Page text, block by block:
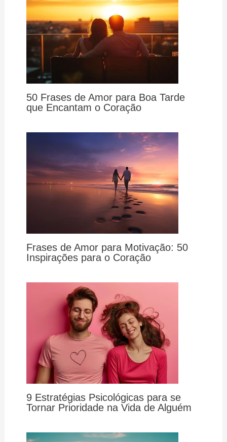
50 Frases de Amor para Boa Tarde
que Encantam o Coração
Frases de Amor para Motivação: 50
Inspirações para o Coração
9 Estratégias Psicológicas para se
Tornar Prioridade na Vida de Alguém